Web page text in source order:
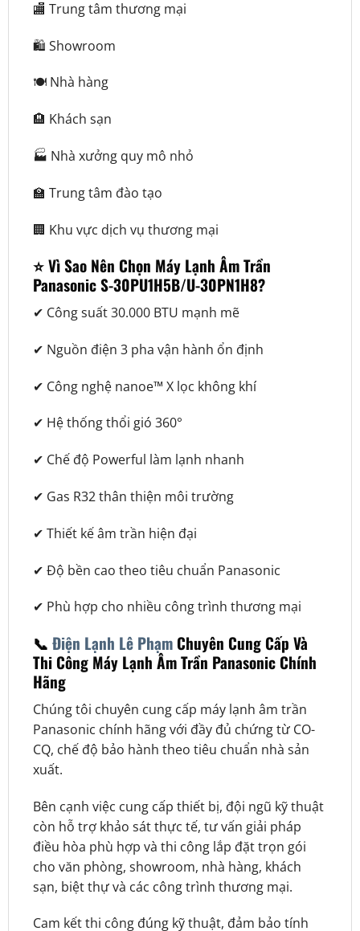
🏬 Trung tâm thương mại
🛍️ Showroom
🍽️ Nhà hàng
🏨 Khách sạn
🏭 Nhà xưởng quy mô nhỏ
🏫 Trung tâm đào tạo
🏢 Khu vực dịch vụ thương mại
⭐ Vì Sao Nên Chọn Máy Lạnh Âm Trần
Panasonic S-30PU1H5B/U-30PN1H8?
✔ Công suất 30.000 BTU mạnh mẽ
✔ Nguồn điện 3 pha vận hành ổn định
✔ Công nghệ nanoe™ X lọc không khí
✔ Hệ thống thổi gió 360°
✔ Chế độ Powerful làm lạnh nhanh
✔ Gas R32 thân thiện môi trường
✔ Thiết kế âm trần hiện đại
✔ Độ bền cao theo tiêu chuẩn Panasonic
✔ Phù hợp cho nhiều công trình thương mại
📞 Điện Lạnh Lê PhạmChuyên Cung Cấp Và
Thi Công Máy Lạnh Âm Trần Panasonic Chính
Hãng
Chúng tôi chuyên cung cấp máy lạnh âm trần
Panasonic chính hãng với đầy đủ chứng từ CO-
CQ, chế độ bảo hành theo tiêu chuẩn nhà sản
xuất.
Bên cạnh việc cung cấp thiết bị, đội ngũ kỹ thuật
còn hỗ trợ khảo sát thực tế, tư vấn giải pháp
điều hòa phù hợp và thi công lắp đặt trọn gói
cho văn phòng, showroom, nhà hàng, khách
sạn, biệt thự và các công trình thương mại.
Cam kết thi công đúng kỹ thuật, đảm bảo tính